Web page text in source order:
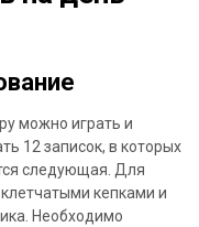
можно играть и
12 записок, в которых
следующая. Для
клетчатыми кепками и
Необходимо